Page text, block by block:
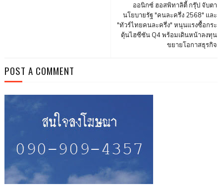
ออนิกซ์ ฮอสพิทาลิตี้ กรุ๊ป จับตา
นโยบายรัฐ "คนละครึ่ง 2568" และ
"ทัวร์ไทยคนละครึ่ง" หนุนแรงซื้อกระ
ตุ้นไฮซีซัน Q4 พร้อมเดินหน้าลงทุน
ขยายโอกาสธุรกิจ
POST A COMMENT